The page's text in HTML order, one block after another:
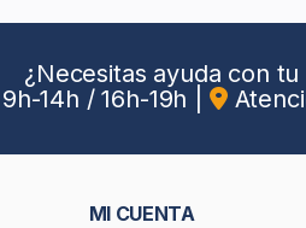
¿Necesitas ayuda con tu
14h / 16h-19h
MI CUENTA